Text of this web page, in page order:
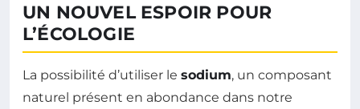
UN NOUVEL ESPOIR POUR
L’ÉCOLOGIE
La possibilité d’utiliser le sodium, un composant
naturel présent en abondance dans notre